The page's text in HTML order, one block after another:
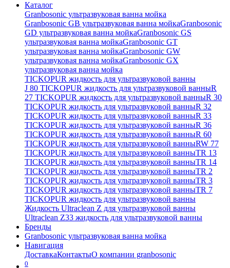
Каталог
Granbosonic ультразвуковая ванна мойка
Granbosonic GB ультразвуковая ванна мойкаGranbosonic
GD ультразвуковая ванна мойкаGranbosonic GS
ультразвуковая ванна мойкаGranbosonic GT
ультразвуковая ванна мойкаGranbosonic GW
ультразвуковая ванна мойкаGranbosonic GX
ультразвуковая ванна мойка
TICKOPUR жидкость для ультразвуковой ванны
J 80 TICKOPUR жидкость для ультразвуковой ванныR
27 TICKOPUR жидкость для ультразвуковой ванныR 30
TICKOPUR жидкость для ультразвуковой ванныR 32
TICKOPUR жидкость для ультразвуковой ванныR 33
TICKOPUR жидкость для ультразвуковой ванныR 36
TICKOPUR жидкость для ультразвуковой ванныR 60
TICKOPUR жидкость для ультразвуковой ванныRW 77
TICKOPUR жидкость для ультразвуковой ванныTR 13
TICKOPUR жидкость для ультразвуковой ванныTR 14
TICKOPUR жидкость для ультразвуковой ванныTR 2
TICKOPUR жидкость для ультразвуковой ванныTR 3
TICKOPUR жидкость для ультразвуковой ванныTR 7
TICKOPUR жидкость для ультразвуковой ванны
Жидкость Ultraclean Z для ультразвуковой ванны
Ultraclean Z33 жидкость для ультразвуковой ванны
Бренды
Granbosonic ультразвуковая ванна мойка
Навигация
ДоставкаКонтактыО компании granbosonic
0